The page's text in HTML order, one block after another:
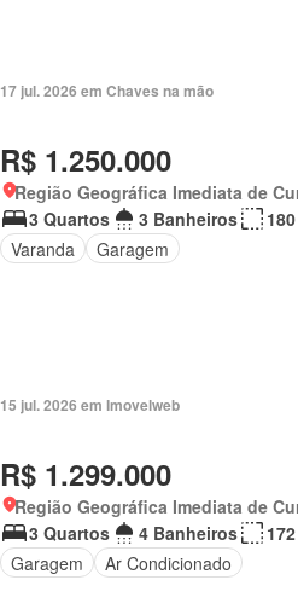
17 jul. 2026 em Chaves na mão
R$ 1.250.000
Região Geográfica Imediata de
3 Quartos
3 Banheiros
Varanda
Garagem
15 jul. 2026 em Imovelweb
R$ 1.299.000
Região Geográfica Imediata de
3 Quartos
4 Banheiros
Garagem
Ar Condicionado